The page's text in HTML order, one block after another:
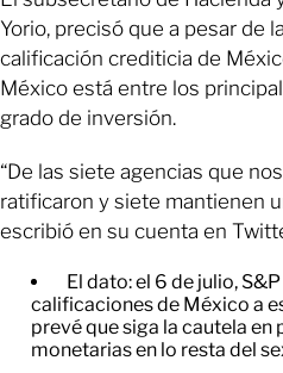
Yorio, precisó que a pesar de
calificación crediticia de
México está entre los
grado de inversión.
“De las siete agencias que
ratificaron y siete mantienen
escribió en su cuenta en
El dato: el 6 de julio,
calificaciones de México a
prevé que siga la cautela en
monetarias en lo resta del